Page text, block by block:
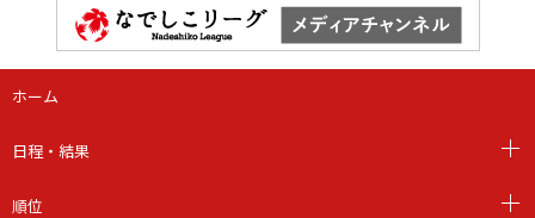
ホーム
日程・結果
順位